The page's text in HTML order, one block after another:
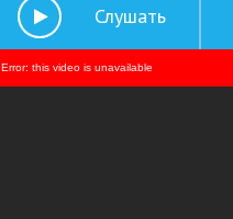
Слушать
Error: this video is unavailable